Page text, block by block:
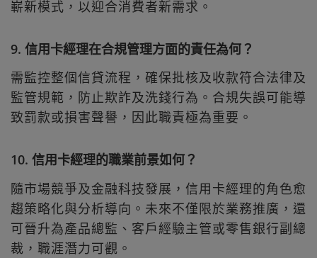
嶄新模式，以迎合消費者新需求。
9. 信用卡經理在合規管理方面的責任為何？
需監控整個信貸流程，確保批核及收款符合法律及
監管規範，防止欺詐及洗錢行為。合規失誤可能導
致罰款或損害聲譽，因此職責極為重要。
10. 信用卡經理的職業前景如何？
隨市場競爭及金融科技發展，信用卡經理的角色愈
趨策略化與分析導向。未來不僅限於業務推廣，還
可晉升為產品總監、客戶經驗主管或零售銀行副總
裁，職涯潛力可觀。